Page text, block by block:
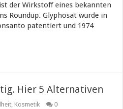
der Wirkstoff eines bekannten
Roundup. Glyphosat wurde in
patentiert und 1974
Hier 5 Alternativen
, Kosmetik 0